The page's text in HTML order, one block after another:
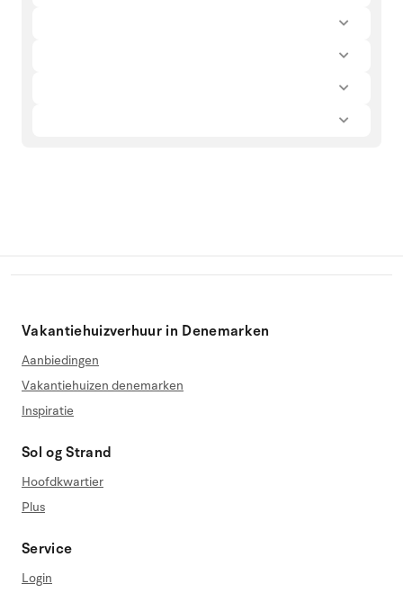
Vakantiehuizverhuur in Denemarken
Aanbiedingen
Vakantiehuizen denemarken
Inspiratie
Sol og Strand
Hoofdkwartier
Plus
Service
Login